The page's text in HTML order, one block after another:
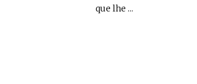
que lhe ...